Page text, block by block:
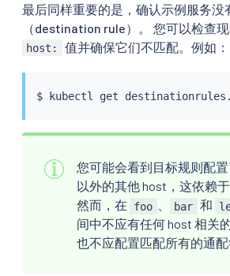
最后同样重要的是，确认示例服务没
（destination rule）。 您可以检查
host: 值并确保它们不匹配。例如：
$ kubectl get
您可能会看到目标规则配
以外的其他 host，这依赖于
然而，在
foo bar 和
间中不应有任何 host 相关
也不应配置匹配所有的通